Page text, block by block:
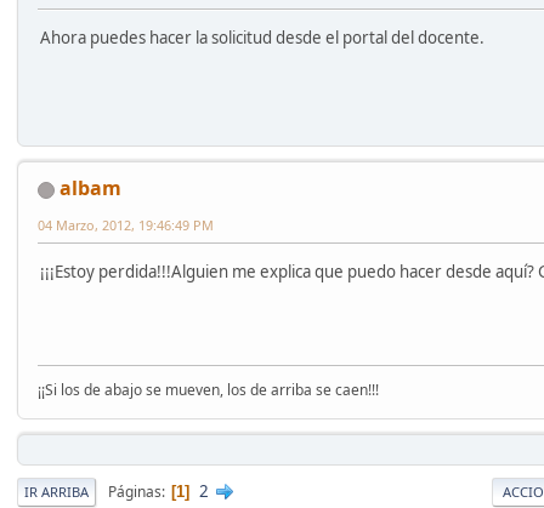
Ahora puedes hacer la solicitud desde el portal del docente.
albam
04 Marzo, 2012, 19:46:49 PM
¡¡¡Estoy perdida!!!Alguien me explica que puedo hacer desde aquí?
¡¡Si los de abajo se mueven, los de arriba se caen!!!
IR ARRIBA Páginas 1 2